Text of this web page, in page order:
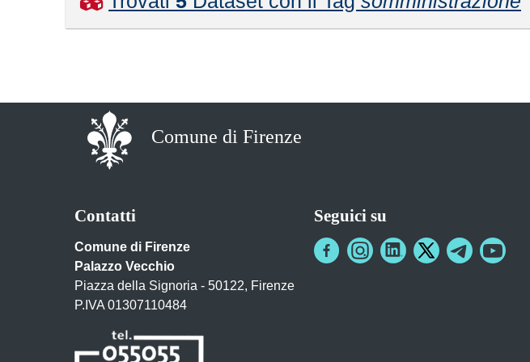
Comune di Firenze
Contatti
Comune di Firenze
Palazzo Vecchio
Piazza della Signoria - 50122, Firenze
P.IVA 01307110484
Seguici su